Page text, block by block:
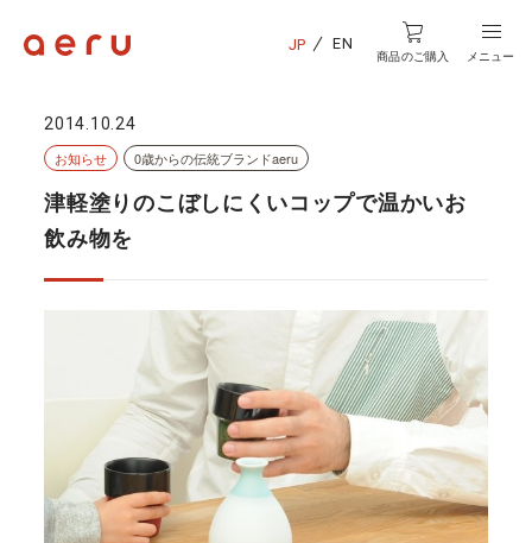
JP EN
商品のご購入 メニュー
2014.10.24
お知らせ
0歳からの伝統ブランドaeru
津軽塗りのこぼしにくいコップで温かいお
飲み物を